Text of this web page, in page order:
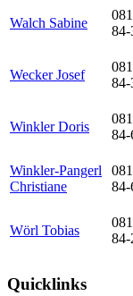
Walch Sabine
84-
Wecker Josef
84-
Winkler Doris
84-
Winkler-Pangerl
Christiane
84-
Wörl Tobias
84-
Quicklinks